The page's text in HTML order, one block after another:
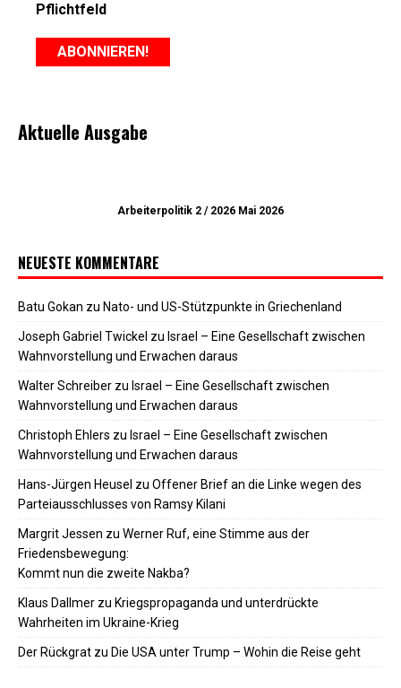
Pflichtfeld
Aktuelle Ausgabe
Arbeiterpolitik 2 / 2026 Mai 2026
NEUESTE KOMMENTARE
Batu Gokan zu Nato- und US-Stützpunkte in Griechenland
Joseph Gabriel Twickel zu Israel – Eine Gesellschaft zwischen
Wahnvorstellung und Erwachen daraus
Walter Schreiber zu Israel – Eine Gesellschaft zwischen
Wahnvorstellung und Erwachen daraus
Christoph Ehlers zu Israel – Eine Gesellschaft zwischen
Wahnvorstellung und Erwachen daraus
Hans-Jürgen Heusel zu Offener Brief an die Linke wegen des
Parteiausschlusses von Ramsy Kilani
Margrit Jessen zu Werner Ruf, eine Stimme aus der
Friedensbewegung:
Kommt nun die zweite Nakba?
Klaus Dallmer zu Kriegspropaganda und unterdrückte
Wahrheiten im Ukraine-Krieg
Der Rückgrat zu Die USA unter Trump – Wohin die Reise geht